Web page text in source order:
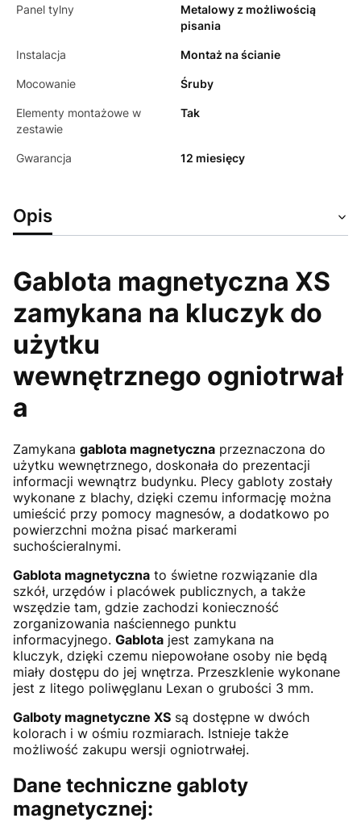
Panel tylny
Metalowy z możliwością
pisania
Instalacja Montaż na ścianie
Mocowanie Śruby
Elementy montażowe w
zestawie
Tak
Gwarancja 12 miesięcy
Opis
Gablota magnetyczna XS
zamykana na kluczyk do
użytku
wewnętrznego ogniotrwał
a
Zamykana gablota magnetyczna przeznaczona do
użytku wewnętrznego, doskonała do prezentacji
informacji wewnątrz budynku. Plecy gabloty zostały
wykonane z blachy, dzięki czemu informację można
umieścić przy pomocy magnesów, a dodatkowo po
powierzchni można pisać markerami
suchościeralnymi.
Gablota magnetyczna to świetne rozwiązanie dla
szkół, urzędów i placówek publicznych, a także
wszędzie tam, gdzie zachodzi konieczność
zorganizowania naściennego punktu
informacyjnego. Gablota jest zamykana na
kluczyk, dzięki czemu niepowołane osoby nie będą
miały dostępu do jej wnętrza. Przeszklenie wykonane
jest z litego poliwęglanu Lexan o grubości 3 mm.
Galboty magnetyczne XS są dostępne w dwóch
kolorach i w ośmiu rozmiarach. Istnieje także
możliwość zakupu wersji ogniotrwałej.
Dane techniczne gabloty
magnetycznej: